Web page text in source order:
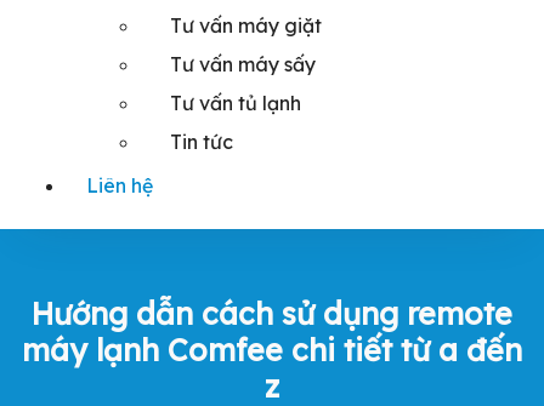
Tư vấn máy giặt
Tư vấn máy sấy
Tư vấn tủ lạnh
Tin tức
Liên hệ
Hướng dẫn cách sử dụng remote
máy lạnh Comfee chi tiết từ a đến
z